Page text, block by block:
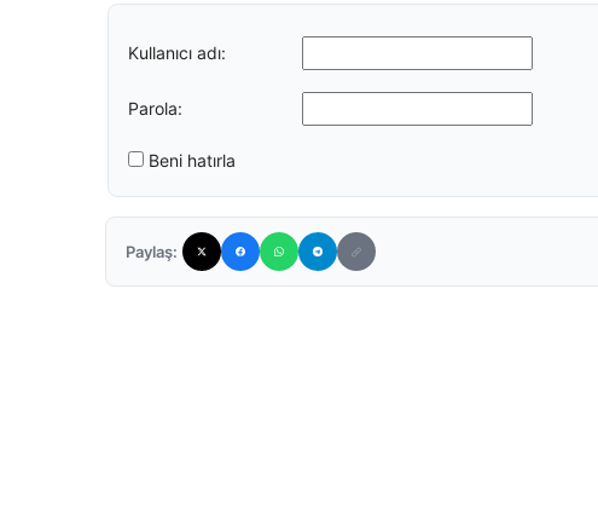
Kullanıcı adı:
Parola:
Beni hatırla
Paylaş: